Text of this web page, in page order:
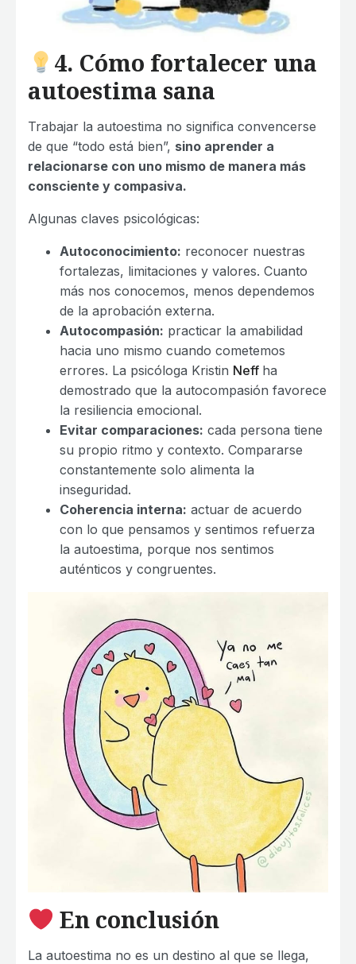
4. Cómo fortalecer una
autoestima sana
Trabajar la autoestima no significa convencerse
de que “todo está bien”, sino aprender a
relacionarse con uno mismo de manera más
consciente y compasiva.
Algunas claves psicológicas:
Autoconocimiento: reconocer nuestras
fortalezas, limitaciones y valores. Cuanto
más nos conocemos, menos dependemos
de la aprobación externa.
Autocompasión: practicar la amabilidad
hacia uno mismo cuando cometemos
errores. La psicóloga Kristin Neff ha
demostrado que la autocompasión favorece
la resiliencia emocional.
Evitar comparaciones: cada persona tiene
su propio ritmo y contexto. Compararse
constantemente solo alimenta la
inseguridad.
Coherencia interna: actuar de acuerdo
con lo que pensamos y sentimos refuerza
la autoestima, porque nos sentimos
auténticos y congruentes.
En conclusión
La autoestima no es un destino al que se llega,